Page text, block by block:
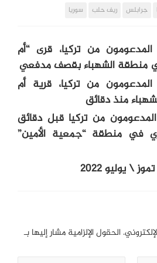
جرابلس ريف حلب سوريا
من تركيا، قرى “أم
منطقة الشهباء بقصف مدفعي
من تركيا، قرية أم
منذ دقائق
من تركيا قبل دقائق
في منطقة “جمعية الأمين”
الحقول الإلزامية مشار إليها بـ